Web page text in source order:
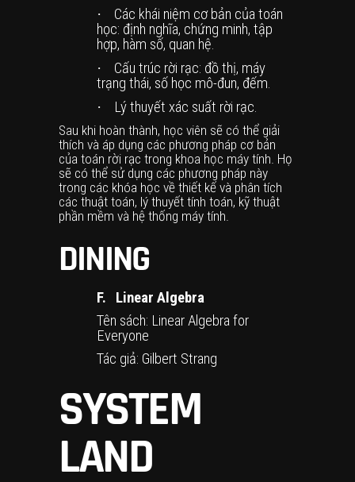
·
Các khái niệm cơ bản của toán
học: định nghĩa, chứng minh, tập
hợp, hàm số, quan hệ.
·
Cấu trúc rời rạc: đồ thị, máy
trạng thái, số học mô-đun, đếm.
· Lý thuyết xác suất rời rạc.
Sau khi hoàn thành, học viên sẽ có thể giải
thích và áp dụng các phương pháp cơ bản
của toán rời rạc trong khoa học máy tính. Họ
sẽ có thể sử dụng các phương pháp này
trong các khóa học về thiết kế và phân tích
các thuật toán, lý thuyết tính toán, kỹ thuật
phần mềm và hệ thống máy tính.
DINING
F.
Linear Algebra
Tên sách: Linear Algebra for
Everyone
Tác giả: Gilbert Strang
SYSTEM
LAND